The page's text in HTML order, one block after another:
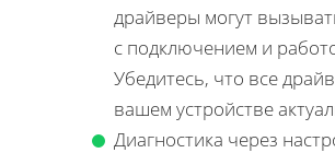
драйверы могут
с подключением и
Убедитесь, что все
вашем устройстве
Диагностика через